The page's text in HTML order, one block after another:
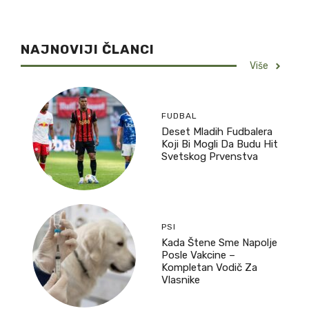
NAJNOVIJI ČLANCI
Više
FUDBAL
Deset Mladih Fudbalera
Koji Bi Mogli Da Budu Hit
Svetskog Prvenstva
PSI
Kada Štene Sme Napolje
Posle Vakcine –
Kompletan Vodič Za
Vlasnike